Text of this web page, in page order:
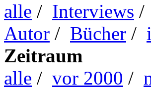
alle / Interviews /
Autor / Bücher /
Zeitraum
alle / vor 2000 /